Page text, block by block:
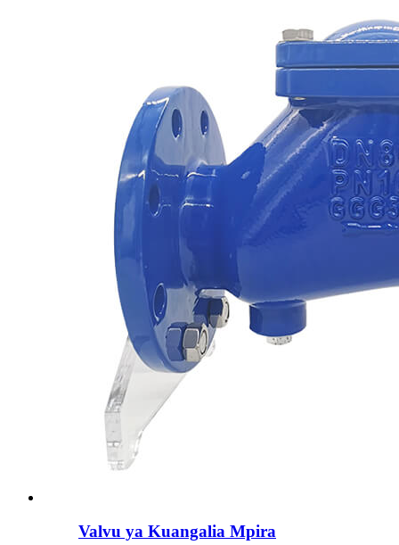
Valvu ya Kuangalia Mpira